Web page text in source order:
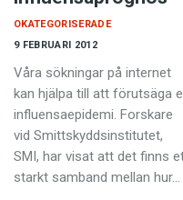
9 FEBRUARI 2012
OKATEGORISERADE
Våra sökningar på internet
kan hjälpa till att förutsäga
influensaepidemi. Forskare
vid Smittskyddsinstitutet,
SMI, har visat att det finns
starkt samband mellan hur…